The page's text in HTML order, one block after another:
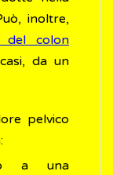
inoltre,
del colon
da un
pelvico
a una